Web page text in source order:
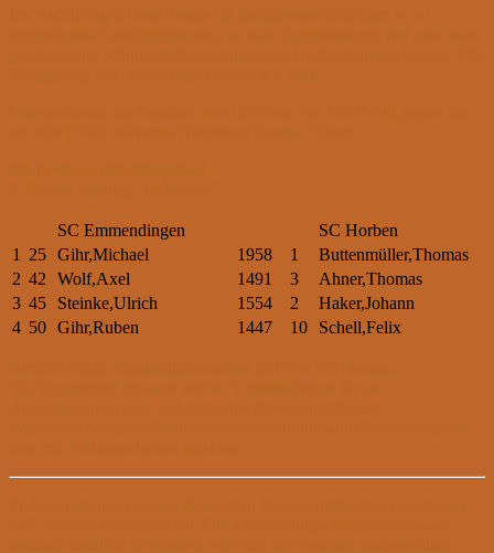
SC Emmendingen
SC Horben
1
25 Gihr,Michael 1958 1
Buttenmüller,Thomas
2 42 Wolf,Axel 1491 3
Ahner,Thomas
3 45 Steinke,Ulrich 1554 2
Haker,Johann
4 50 Gihr,Ruben 1447 10 Schell,Felix